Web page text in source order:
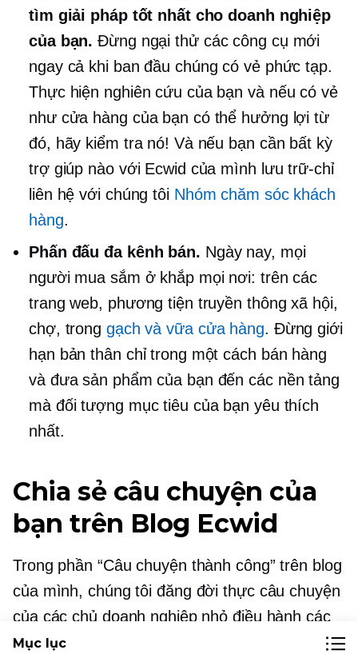
tìm giải pháp tốt nhất cho doanh nghiệp
của bạn. Đừng ngại thử các công cụ mới
ngay cả khi ban đầu chúng có vẻ phức tạp.
Thực hiện nghiên cứu của bạn và nếu có vẻ
như cửa hàng của bạn có thể hưởng lợi từ
đó, hãy kiểm tra nó! Và nếu bạn cần bất kỳ
trợ giúp nào với Ecwid của mình lưu trữ-chỉ
liên hệ với chúng tôi Nhóm chăm sóc khách
hàng.
Phấn đấuđa kênh bán. Ngày nay, mọi
người mua sắm ở khắp mọi nơi: trên các
trang web, phương tiện truyền thông xã hội,
chợ, trong gạch và vữacửa hàng. Đừng giới
hạn bản thân chỉ trong một cách bán hàng
và đưa sản phẩm của bạn đến các nền tảng
mà đối tượng mục tiêu của bạn yêu thích
nhất.
Chia sẻ câu chuyện của
bạn trên Blog Ecwid
Trong phần “Câu chuyện thành công” trên blog
của mình, chúng tôi đăng đời thựccâu chuyện
của các chủ doanh nghiệp nhỏ điều hành các
cửa hàng trực tuyến của họ với Ecwid. Tại đây
Mục lục